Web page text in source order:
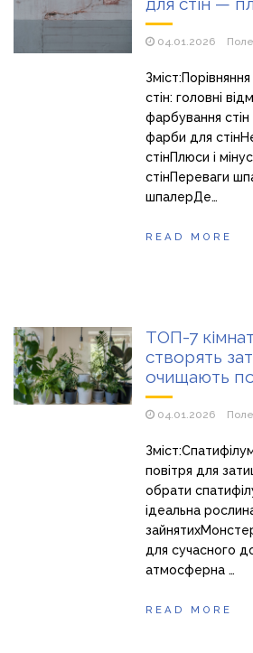
Магазин паяльников: рейтинг
04.01.2026
стін: головні
фарбування стін
фарби для
стінПлюси і
стінПереваги
шпалерДе…
READ MORE
ТОП-7
створять
очищають
04.01.2026
повітря для
обрати
ідеальна
для сучасного
атмосферна …
READ MORE